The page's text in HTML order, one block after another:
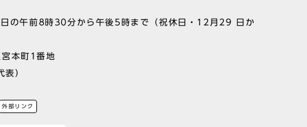
日の午前8時30分から午後5時まで（祝休日・12月29 日か
本町1番地
表）
外部リンク